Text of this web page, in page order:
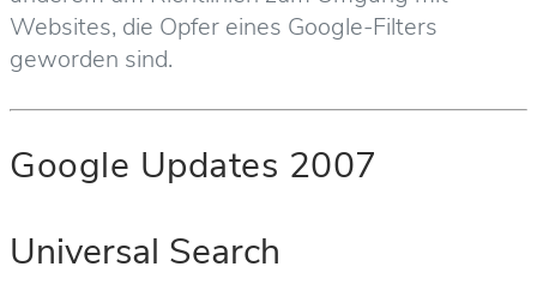
Websites, die Opfer eines Google-Filters
geworden sind.
Google Updates 2007
Universal Search